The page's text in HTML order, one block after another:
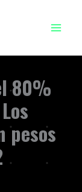
80%
pesos